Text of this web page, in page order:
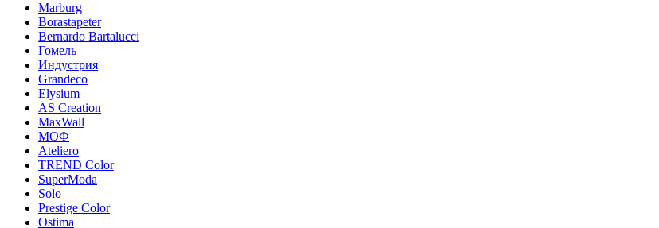
Marburg
Borastapeter
Bernardo Bartalucci
Гомель
Индустрия
Grandeco
Elysium
AS Creation
MaxWall
МОФ
Ateliero
TREND Color
SuperModa
Solo
Prestige Color
Ostima